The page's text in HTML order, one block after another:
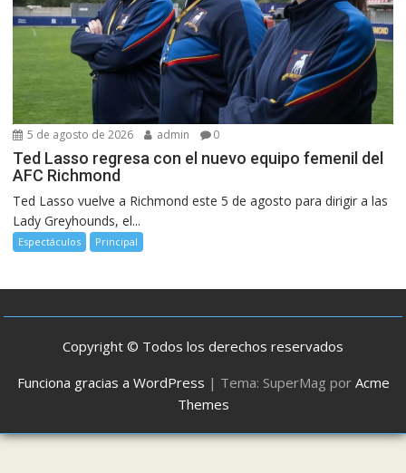
5 de agosto de 2026 admin 0
Ted Lasso regresa con el nuevo equipo femenil del
AFC Richmond
Ted Lasso vuelve a Richmond este 5 de agosto para dirigir a las
Lady Greyhounds, el...
Espectáculos Principal
Copyright © Todos los derechos reservados
Funciona gracias a WordPress | Tema: SuperMag por Acme
Themes